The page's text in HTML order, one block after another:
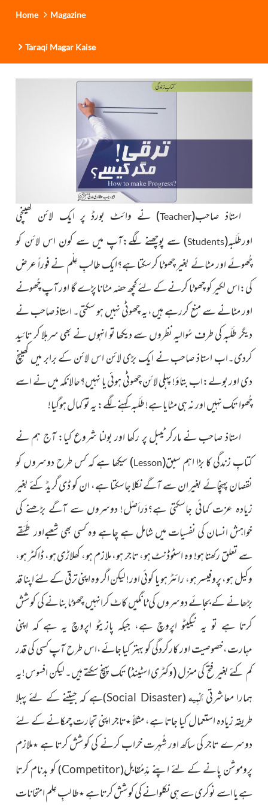
Home Magazine
Taraqi Magar Kaise
استاذ صاحب(
Teacher
)نے وائٹ بورڈ پر ایک لائن کھینچی
اورطَلَبہ(
Students
)سے پوچھنے لگے:آپ میں سے کون اس لائن کو
چُھوئے اور مٹائے بغیر چھوٹا کرسکتا ہے؟ایک طالبِ عِلْم نے فوراً عرض
کی:اس لکیر کو چھوٹا کرنے کے لئے کچھ حصّہ مٹانا پڑے گا اور آپ چُھونے
اور مٹانے سےمنع کررہے ہیں،یہ چھوٹی نہیں ہو سکتی۔ استاذ صاحب نے
دیگر طَلَبہ کی طرفسُوالیہنظروں سے دیکھا تو انہوں نے بھی سرہلا کر تائید
کردی۔اب استاذ صاحب نے ایک بڑی لائن اس لائن کے برابر میں کھینچ
دی اور بولے:اب بتاؤ! پہلی لائن چھوٹی ہوئی یا نہیں؟حالانکہ میں نےاسے
چُھوا تک نہیں اور نہ ہی مٹایا ہے! طَلَبہ کہنے لگے: یہ تو کمال ہوگیا!
استاذ صاحب نے مارکر ٹیبل پر رکھا اور بولنا شروع کیا: آج ہم نے
کتابِ زندگی کا بڑا اہم سبق(
Lesson
)سیکھا ہے کہ کس طرح دوسروں کو
نقصان پہنچائے بغیر ان سے آگے نکلا جاسکتا ہے، ان کو ڈی گریڈ کئے بغیر
زیادہعزت کمائی جاسکتی ہے؟دَراَصْل! دوسروں سے آگے بڑھنے کی
خواہشانسان کی نفسیات میں شامل ہے چاہے وہ کسی بھی شعبےاور طَبَقے
سے تعلق رکھتا ہو! وہ اسٹوڈنٹ ہو، تاجر ہو، ملازم ہو، کھلاڑی ہو، ڈاکٹر ہو،
وکیل ہو، پروفیسر ہو، رائٹر ہو یا کوئی اور! لیکن اگر وہ اپنی ترقی کے لئے اپنا قد
بڑھانے کے بجائے دوسروں کی ٹانگیں کاٹ کرانہیں چھوٹا بنانے کی کوشش
کرتا ہے تو یہ نیگیٹو اپروچ ہے، جبکہ پازیٹو اپروچ یہہے کہ اپنی
مہارت،خصوصیت اور کارکردگی کو بہتر کیا جائے،اس طرحآپ کسی کی قدر
کم کئے بغیر فتح کی منزل(وکٹری اسٹینڈ)تک پہنچ سکتے ہیں۔لیکن افسوس!یہ
ہمارا معاشرتیاَلْمِیہ(
Social Disaster
)ہے کہ جیتنے کے لئے پہلا
طریقہ زیادہ استعمال کیا جاتا ہے، مثلاً٭تاجر اپنی تجارت چمکانے کےلئے
دوسرے تاجر کی ساکھ اور شُہرت خراب کرنے کی کوشش کرتا ہے٭ملازم
پروموشن پانے کے لئے اپنے مدِّمُقابل(
Competitor
)کو بدنام کرتا
ہے یااسے نوکری سے ہی نکلوانے کی کوشش کرتا ہے٭طالبِ عِلم امتحانات